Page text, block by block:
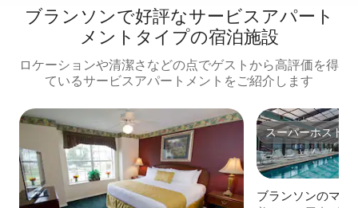
ブランソンで好評なサービスアパート
メントタイプの宿泊施設
ロケーションや清潔さなどの点でゲストから高評価を得
ているサービスアパートメントをご紹介します
スーパーホスト
スーパーホスト
ブランソンのマン